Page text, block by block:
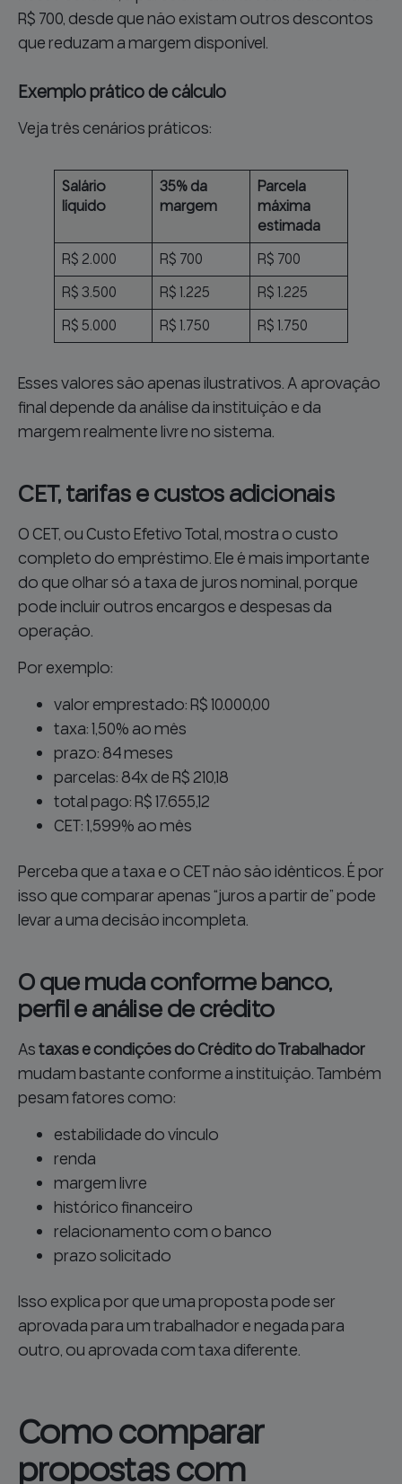
R$ 700, desde que não existam outros descontos
que reduzam a margem disponível.
Exemplo prático de cálculo
Veja três cenários práticos:
Salário
líquido
35% da
margem
Parcela
máxima
estimada
R$ 2.000
R$ 700
R$ 700
R$ 3.500
R$ 1.225
R$ 1.225
R$ 5.000
R$ 1.750 R$ 1.750
Esses valores são apenas ilustrativos. A aprovação
final depende da análise da instituição e da
margem realmente livre no sistema.
CET, tarifas e custos adicionais
O CET, ou Custo Efetivo Total, mostra o custo
completo do empréstimo. Ele é mais importante
do que olhar só a taxa de juros nominal, porque
pode incluir outros encargos e despesas da
operação.
Por exemplo:
valor emprestado: R$ 10.000,00
taxa: 1,50% ao mês
prazo: 84 meses
parcelas: 84x de R$ 210,18
total pago: R$ 17.655,12
CET: 1,599% ao mês
Perceba que a taxa e o CET não são idênticos. É por
isso que comparar apenas “juros a partir de” pode
levar a uma decisão incompleta.
O que muda conforme banco,
perfil e análise de crédito
Astaxas e condições do Crédito do Trabalhador
mudam bastante conforme a instituição. Também
pesam fatores como:
estabilidade do vínculo
renda
margem livre
histórico financeiro
relacionamento com o banco
prazo solicitado
Isso explica por que uma proposta pode ser
aprovada para um trabalhador e negada para
outro, ou aprovada com taxa diferente.
Como comparar
propostas com